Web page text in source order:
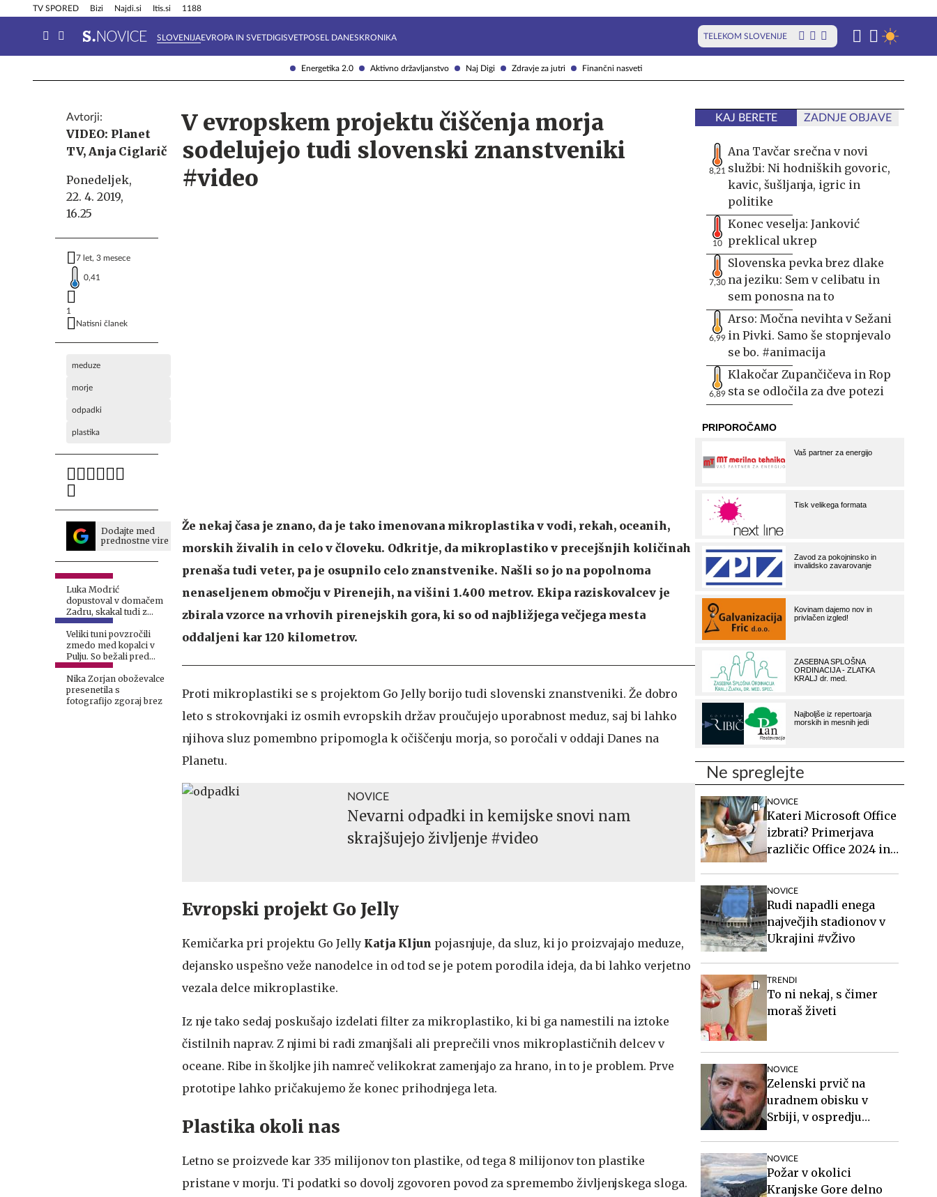
Energetika 2.0 Aktivno državljanstvo Naj Digi Zdravje za jutri Finančni nasveti
TV SPORED Bizi Najdi.si Itis.si 1188
SLOVENIJAEVROPA IN SVETDIGISVETPOSEL DANESKRONIKA TELEKOM SLOVENIJE
Info in obvestila Tehnik
Avtorji:
VIDEO: Planet
TV, Anja Ciglarič
Ponedeljek,
22. 4. 2019,
16.25
7 let, 3 mesece
0,41
1
Natisni članek
meduze
morje
odpadki
plastika
Dodajte med
prednostne vire
Luka Modrić
dopustoval v domačem
Zadru, skakal tudi z
najvišje skakalnice
Veliki tuni povzročili
zmedo med kopalci v
Pulju. So bežali pred
morskim psom?
Nika Zorjan oboževalce
presenetila s
fotografijo zgoraj brez
V evropskem projektu čiščenja morja
sodelujejo tudi slovenski znanstveniki
#video
Že nekaj časa je znano, da je tako imenovana mikroplastika v vodi, rekah, oceanih,
morskih živalih in celo v človeku. Odkritje, da mikroplastiko v precejšnjih količinah
prenaša tudi veter, pa je osupnilo celo znanstvenike. Našli so jo na popolnoma
nenaseljenem območju v Pirenejih, na višini 1.400 metrov. Ekipa raziskovalcev je
zbirala vzorce na vrhovih pirenejskih gora, ki so od najbližjega večjega mesta
oddaljeni kar 120 kilometrov.
Proti mikroplastiki se s projektom Go Jelly borijo tudi slovenski znanstveniki. Že dobro
leto s strokovnjaki iz osmih evropskih držav proučujejo uporabnost meduz, saj bi lahko
njihova sluz pomembno pripomogla k očiščenju morja, so poročali v oddaji Danes na
Planetu.
NOVICE
Nevarni odpadki in kemijske snovi nam
skrajšujejo življenje #video
Evropski projekt Go Jelly
Kemičarka pri projektu Go Jelly Katja Kljun pojasnjuje, da sluz, ki jo proizvajajo meduze,
dejansko uspešno veže nanodelce in od tod se je potem porodila ideja, da bi lahko verjetno
vezala delce mikroplastike.
Iz nje tako sedaj poskušajo izdelati filter za mikroplastiko, ki bi ga namestili na iztoke
čistilnih naprav. Z njimi bi radi zmanjšali ali preprečili vnos mikroplastičnih delcev v
oceane. Ribe in školjke jih namreč velikokrat zamenjajo za hrano, in to je problem. Prve
prototipe lahko pričakujemo že konec prihodnjega leta.
Plastika okoli nas
Letno se proizvede kar 335 milijonov ton plastike, od tega 8 milijonov ton plastike
pristane v morju. Ti podatki so dovolj zgovoren povod za spremembo življenjskega sloga.
KAJ BERETE ZADNJE OBJAVE
8,21
Ana Tavčar srečna v novi
službi: Ni hodniških govoric,
kavic, šušljanja, igric in
politike
10
Konec veselja: Janković
preklical ukrep
7,30
Slovenska pevka brez dlake
na jeziku: Sem v celibatu in
sem ponosna na to
6,99
Arso: Močna nevihta v Sežani
in Pivki. Samo še stopnjevalo
se bo. #animacija
6,89
Klakočar Zupančičeva in Rop
sta se odločila za dve potezi
Ne spreglejte
NOVICE
Kateri Microsoft Office
izbrati? Primerjava
različic Office 2024 in
NOVICE
Rudi napadli enega
največjih stadionov v
Ukrajini #vŽivo
TRENDI
To ni nekaj, s čimer
moraš živeti
NOVICE
Zelenski prvič na
uradnem obisku v
Srbiji, v ospredju
prihodnost
NOVICE
Požar v okolici
Kranjske Gore delno